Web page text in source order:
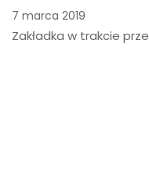
7 marca 2019
Zakładka w trakcie